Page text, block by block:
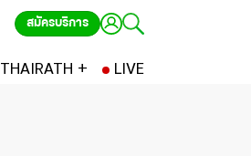
สมัครบริการ
THAIRATH + LIVE